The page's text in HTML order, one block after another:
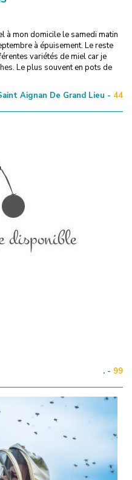
à mon domicile le samedi matin
à épuisement. Le reste
variétés de miel car je
Le plus souvent en pots de
Aignan De Grand Lieu - 44
. - 99